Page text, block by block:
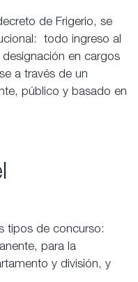
de Frigerio, se
todo ingreso al
en cargos
a través de un
público y basado en
tipos de concurso:
para la
y división, y